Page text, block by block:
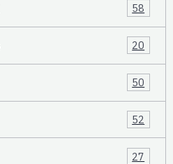
58
20
50
52
27